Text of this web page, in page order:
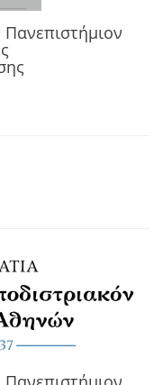
Πανεπιστήμιον